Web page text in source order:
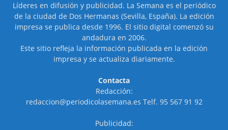
Líderes en difusión y publicidad. La Semana es el periódico
de la ciudad de Dos Hermanas (Sevilla, España). La edición
impresa se publica desde 1996. El sitio digital comenzó su
andadura en 2006.
Este sitio refleja la información publicada en la edición
impresa y se actualiza diariamente.
Contacta
Redacción:
redaccion@periodicolasemana.es Telf. 95 567 91 92
Publicidad: